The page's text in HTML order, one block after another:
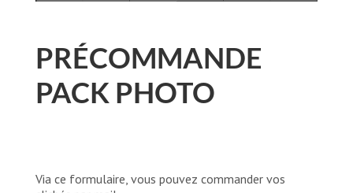
PRÉCOMMANDE
PACK PHOTO
Via ce formulaire, vous pouvez commander vos